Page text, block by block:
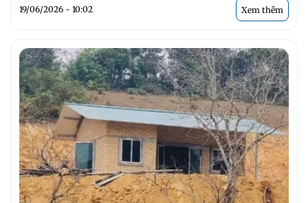
19/06/2026 - 10:02 Xem thêm